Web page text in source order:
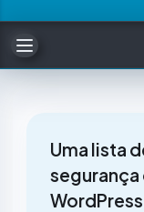
Uma lista
segurança